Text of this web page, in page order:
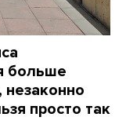
больше
незаконно
просто так